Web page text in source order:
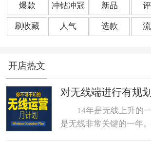
爆款 冲钻冲冠 新品
刷收藏 人气 选款
转化率
数据魔方 好评语 网店起名
开店热文
对无线端进行有规
14年是无线上升的一
是无线非常关键的一年